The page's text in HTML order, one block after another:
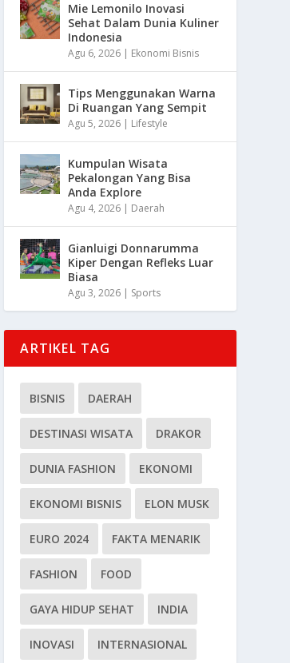
Mie Lemonilo Inovasi
Sehat Dalam Dunia Kuliner
Indonesia
Agu 6, 2026 | Ekonomi Bisnis
Tips Menggunakan Warna
Di Ruangan Yang Sempit
Agu 5, 2026 | Lifestyle
Kumpulan Wisata
Pekalongan Yang Bisa
Anda Explore
Agu 4, 2026 | Daerah
Gianluigi Donnarumma
Kiper Dengan Refleks Luar
Biasa
Agu 3, 2026 | Sports
ARTIKEL TAG
BISNIS DAERAH
DESTINASI WISATA DRAKOR
DUNIA FASHION EKONOMI
EKONOMI BISNIS ELON MUSK
EURO 2024 FAKTA MENARIK
FASHION FOOD
GAYA HIDUP SEHAT INDIA
INOVASI INTERNASIONAL